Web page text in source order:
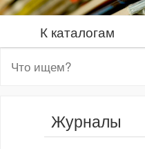
К каталогам
Журналы